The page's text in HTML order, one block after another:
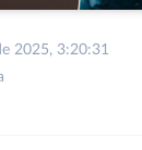
2025, 3:20:31